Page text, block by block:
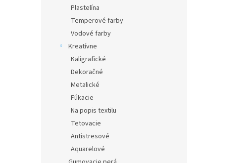
Plastelína
Temperové farby
Vodové farby
Kreatívne
Kaligrafické
Dekoračné
Metalické
Fúkacie
Na popis textilu
Tetovacie
Antistresové
Aquarelové